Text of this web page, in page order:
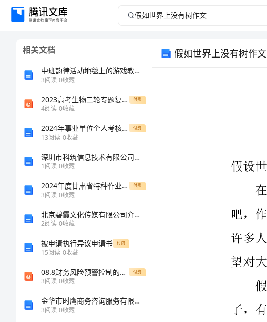
假
相关文档
中班韵律活动地毯上的游戏教案反思
3阅读 0收藏
2023高考生物二轮专题复习与测试专题一第2讲细胞的基本结构和物质运输课件 付费
4阅读 0收藏
2024年事业单位个人考核年度总结 付费
13阅读 0收藏
深圳市科筑信息技术有限公司介绍企业发展分析报告
1阅读 0收藏
2024年度甘肃省特种作业操作证低压电工作业自我检测试卷B卷附答案 付费
3阅读 0收藏
北京碧霞文化传媒有限公司介绍企业发展分析报告
2阅读 0收藏
被申请执行异议申请书 付费
15阅读 0收藏
08.8财务风险预警控制的相关研究前沿 付费
3阅读 0收藏
金华市时鹰商务咨询服务有限公司介绍企业发展分析报告
3阅读 0收藏
假如世界上没有树作文